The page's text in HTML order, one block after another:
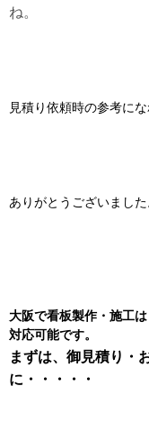
ね。
見積り依頼時の参考にな
ありがとうございました
大阪で看板製作・施
対応可能です。
まずは、御見積り
に・・・・・